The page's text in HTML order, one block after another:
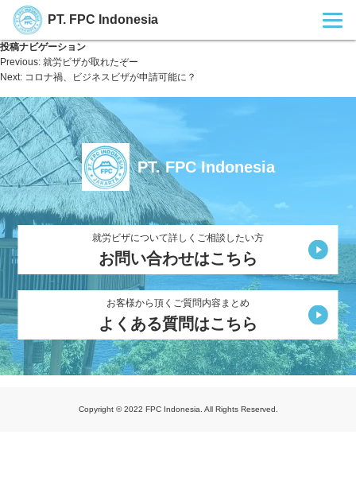
PT. FPC Indonesia
投稿ナビゲーション
Previous: 就労ビザが取れたぞー
Next: コロナ禍、ビジネスビザが申請可能に？
PT. FPC Indonesia
就労ビザについて詳しくご相談したい方
お問い合わせはこちら
お客様から頂くご質問内容まとめ
よくある質問はこちら
Copyright © 2022 FPC Indonesia. All Rights Reserved.